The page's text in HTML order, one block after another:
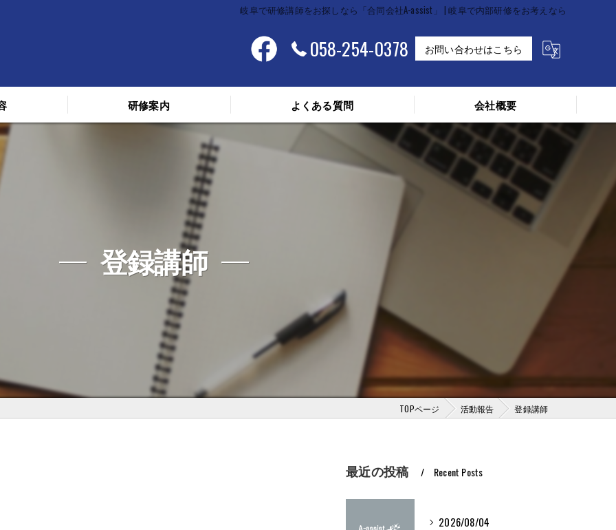
岐阜で研修講師をお探しなら「合同会社A-assist」 | 岐阜で内部研修をお考えなら
058-254-0378 お問い合わせはこちら
研修案内 よくある質問 会社概要
登録講師
TOPページ 活動報告 登録講師
最近の投稿 Recent Posts
2026/08/04